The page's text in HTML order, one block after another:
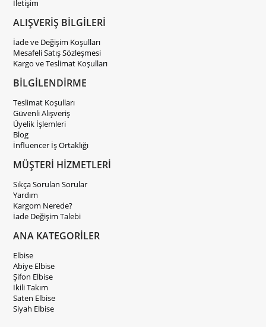
İletişim
ALIŞVERİŞ BİLGİLERİ
İade ve Değişim Koşulları
Mesafeli Satış Sözleşmesi
Kargo ve Teslimat Koşulları
BİLGİLENDİRME
Teslimat Koşulları
Güvenli Alışveriş
Üyelik İşlemleri
Blog
İnfluencer İş Ortaklığı
MÜŞTERİ HİZMETLERİ
Sıkça Sorulan Sorular
Yardım
Kargom Nerede?
İade Değişim Talebi
ANA KATEGORİLER
Elbise
Abiye Elbise
Şifon Elbise
İkili Takım
Saten Elbise
Siyah Elbise